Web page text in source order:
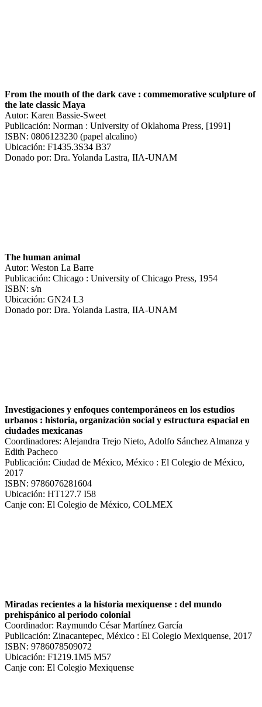
From the mouth of the dark cave : commemorative sculpture of
the late classic Maya
Autor: Karen Bassie-Sweet
Publicación: Norman : University of Oklahoma Press, [1991]
ISBN: 0806123230 (papel alcalino)
Ubicación: F1435.3S34 B37
Donado por: Dra. Yolanda Lastra, IIA-UNAM
The human animal
Autor: Weston La Barre
Publicación: Chicago : University of Chicago Press, 1954
ISBN: s/n
Ubicación: GN24 L3
Donado por: Dra. Yolanda Lastra, IIA-UNAM
Investigaciones y enfoques contemporáneos en los estudios
urbanos : historia, organización social y estructura espacial en
ciudades mexicanas
Coordinadores: Alejandra Trejo Nieto, Adolfo Sánchez Almanza y
Edith Pacheco
Publicación: Ciudad de México, México : El Colegio de México,
2017
ISBN: 9786076281604
Ubicación: HT127.7 I58
Canje con: El Colegio de México, COLMEX
Miradas recientes a la historia mexiquense : del mundo
prehispánico al periodo colonial
Coordinador: Raymundo César Martínez García
Publicación: Zinacantepec, México : El Colegio Mexiquense, 2017
ISBN: 9786078509072
Ubicación: F1219.1M5 M57
Canje con: El Colegio Mexiquense